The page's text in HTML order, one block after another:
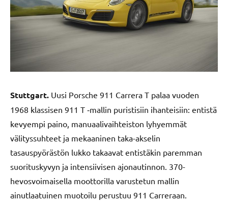
Stuttgart. Uusi Porsche 911 Carrera T palaa vuoden
1968 klassisen 911 T ‑mallin puristisiin ihanteisiin: entistä
kevyempi paino, manuaalivaihteiston lyhyemmät
välityssuhteet ja mekaaninen taka-akselin
tasauspyörästön lukko takaavat entistäkin paremman
suorituskyvyn ja intensiivisen ajonautinnon. 370-
hevosvoimaisella moottorilla varustetun mallin
ainutlaatuinen muotoilu perustuu 911 Carreraan.